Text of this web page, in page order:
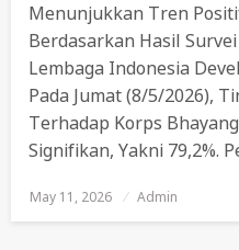
Menunjukkan Tren
Berdasarkan Hasil
Lembaga Indonesia
Pada Jumat (8/5/2026),
Terhadap Korps
Signifikan, Yakni 79,2%.
Posted
On
May 11, 2026 Admin